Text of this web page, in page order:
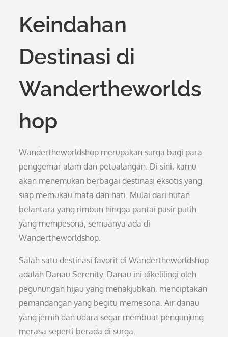
Keindahan
Destinasi di
Wandertheworlds
hop
Wandertheworldshop merupakan surga bagi para
penggemar alam dan petualangan. Di sini, kamu
akan menemukan berbagai destinasi eksotis yang
siap memukau mata dan hati. Mulai dari hutan
belantara yang rimbun hingga pantai pasir putih
yang mempesona, semuanya ada di
Wandertheworldshop.
Salah satu destinasi favorit di Wandertheworldshop
adalah Danau Serenity. Danau ini dikelilingi oleh
pegunungan hijau yang menakjubkan, menciptakan
pemandangan yang begitu memesona. Air danau
yang jernih dan udara segar membuat pengunjung
merasa seperti berada di surga.